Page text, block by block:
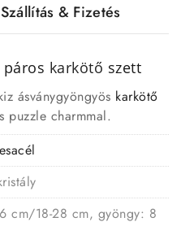
Szállítás & Fizetés
áros karkötő szett
ásványgyöngyös karkötő
puzzle charmmal.
cm/18-28 cm, gyöngy: 8